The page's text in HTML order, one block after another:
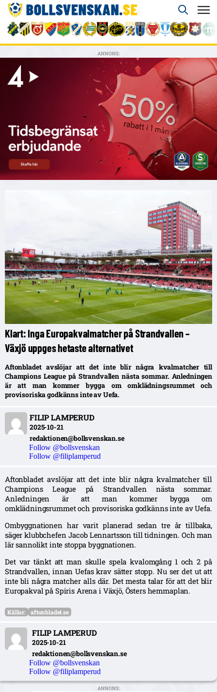
ANNONS:
Klart: Inga Europakvalmatcher på Strandvallen –
Växjö uppges hetaste alternativet
Aftonbladet avslöjar att det inte blir några kvalmatcher till
Champions League på Strandvallen nästa sommar. Anledningen
är att man kommer bygga om omklädningsrummet och
provisoriska godkänns inte av Uefa.
FILIP LAMPERUD
2025-10-21
redaktionen@bollsvenskan.se
Follow @bollsvenskan
Follow @filiplamperud
Aftonbladet avslöjar att det inte blir några kvalmatcher till
Champions League på Strandvallen nästa sommar.
Anledningen är att man kommer bygga om
omklädningsrummet och provisoriska godkänns inte av Uefa.
Ombyggnationen har varit planerad sedan tre år tillbaka,
säger klubbchefen Jacob Lennartsson till tidningen. Och man
lär sannolikt inte stoppa byggnationen.
Det var tänkt att man skulle spela kvalomgång 1 och 2 på
Strandvallen, innan Uefas krav sätter stopp. Nu ser det ut att
inte bli några matcher alls där. Det mesta talar för att det blir
Europakval på Spiris Arena i Växjö, Östers hemmaplan.
Källor: aftonbladet.se
FILIP LAMPERUD
2025-10-21
redaktionen@bollsvenskan.se
Follow @bollsvenskan
Follow @filiplamperud
ANNONS: